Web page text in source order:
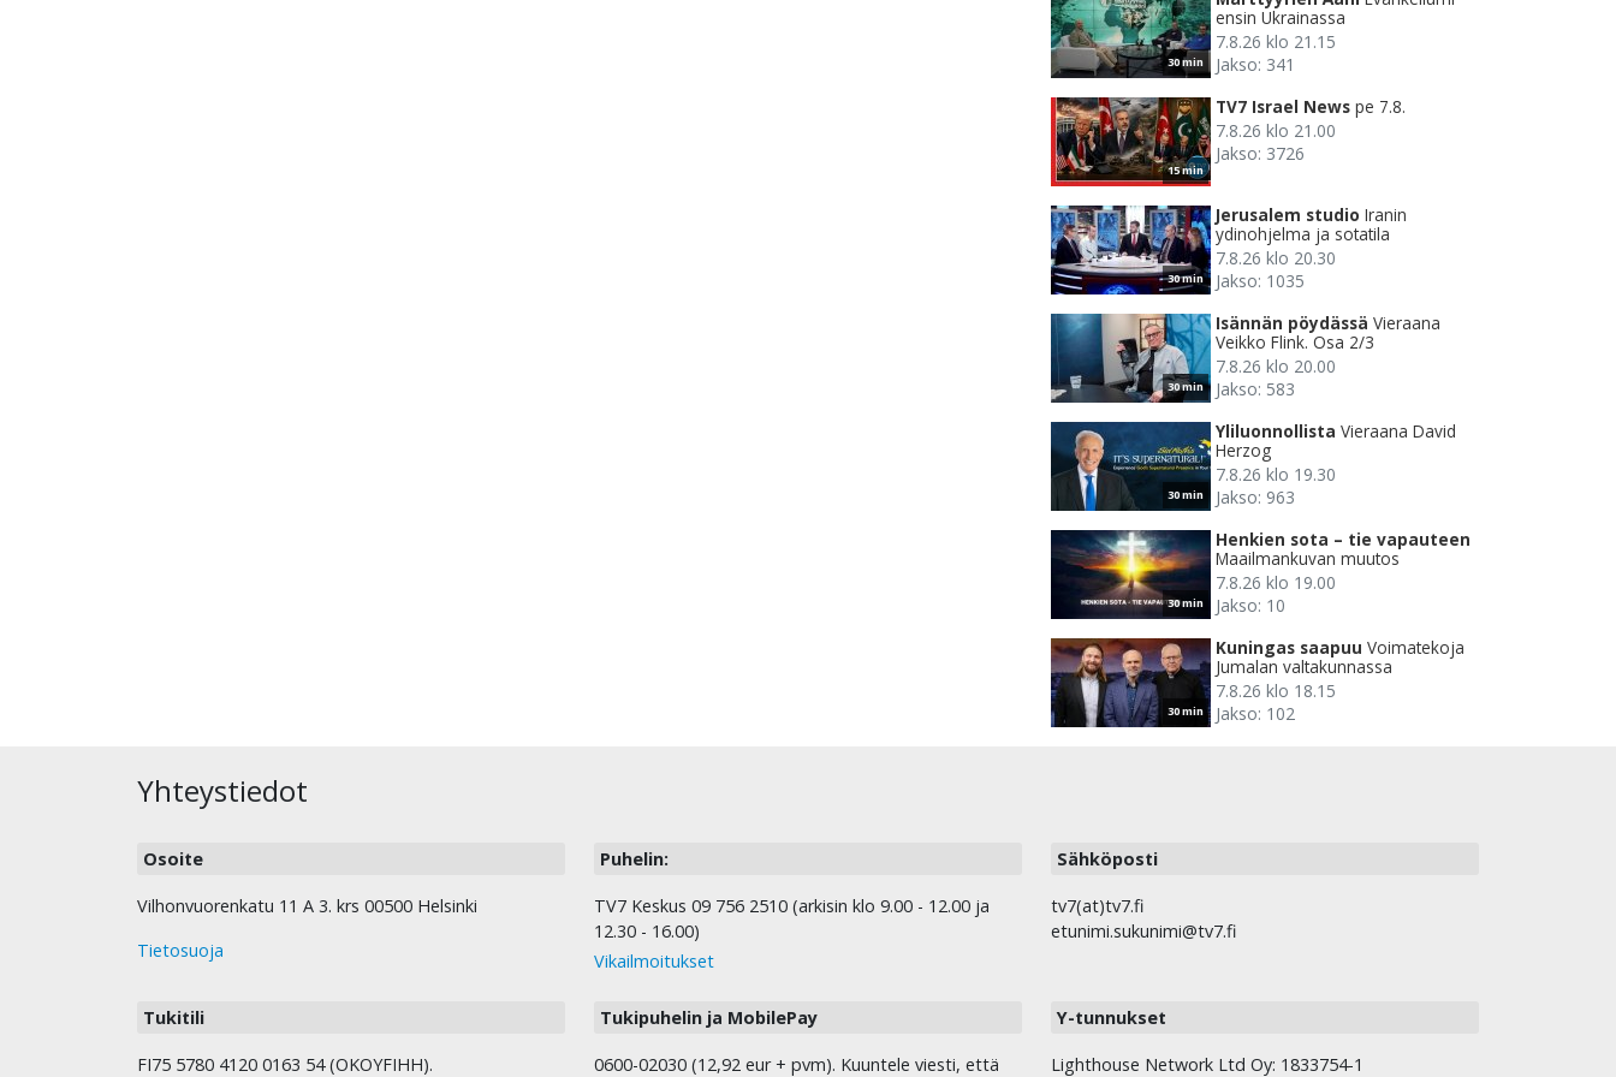
30 min
ensin Ukrainassa
7.8.26 klo 21.15
Jakso: 341
15 min
TV7 Israel News pe 7.8.
7.8.26 klo 21.00
Jakso: 3726
30 min
Jerusalem studio Iranin
ydinohjelma ja sotatila
7.8.26 klo 20.30
Jakso: 1035
30 min
Isännän pöydässä Vieraana
Veikko Flink. Osa 2/3
7.8.26 klo 20.00
Jakso: 583
30 min
Yliluonnollista Vieraana David
Herzog
7.8.26 klo 19.30
Jakso: 963
30 min
Henkien sota – tie vapauteen
Maailmankuvan muutos
7.8.26 klo 19.00
Jakso: 10
30 min
Kuningas saapuu Voimatekoja
Jumalan valtakunnassa
7.8.26 klo 18.15
Jakso: 102
Yhteystiedot
Osoite
Vilhonvuorenkatu 11 A 3. krs 00500 Helsinki
Tietosuoja
Puhelin:
TV7 Keskus 09 756 2510 (arkisin klo 9.00 - 12.00 ja
12.30 - 16.00)
Vikailmoitukset
Sähköposti
tv7(at)tv7.fi
etunimi.sukunimi@tv7.fi
Tukitili
FI75 5780 4120 0163 54 (OKOYFIHH).
Tukipuhelin ja MobilePay
0600-02030 (12,92 eur + pvm). Kuuntele viesti, että
Y-tunnukset
Lighthouse Network Ltd Oy: 1833754-1